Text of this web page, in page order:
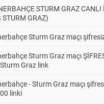
STURM GRAZ CANLI
STURM GRAZ)
Sturm Graz maçı
Sturm Graz maçı
Graz link
- Sturm Graz maçı
linki